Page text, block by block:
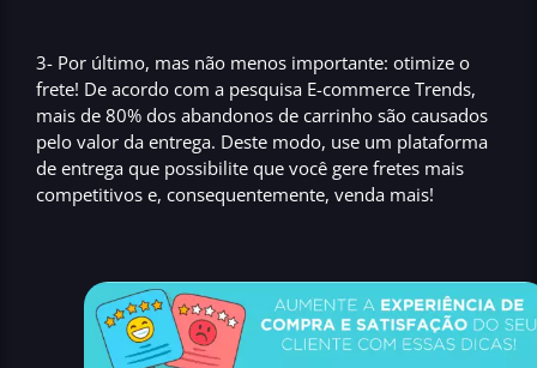
3- Por último, mas não menos importante: otimize o
frete! De acordo com a pesquisa E-commerce Trends,
mais de 80% dos abandonos de carrinho são causados
pelo valor da entrega. Deste modo, use um plataforma
de entrega que possibilite que você gere fretes mais
competitivos e, consequentemente, venda mais!